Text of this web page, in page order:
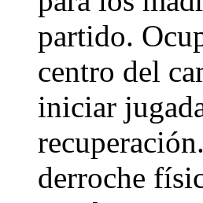
partido.
centro del
iniciar
derroche